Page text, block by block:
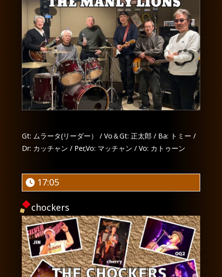
Gt: ムラータ(リーダー） / Vo＆Gt: 正太郎 / Ba: トミー /
Dr: カッチャン / Per,Vo: マッチャン / Vo: カトゥーン
17:05
chockers